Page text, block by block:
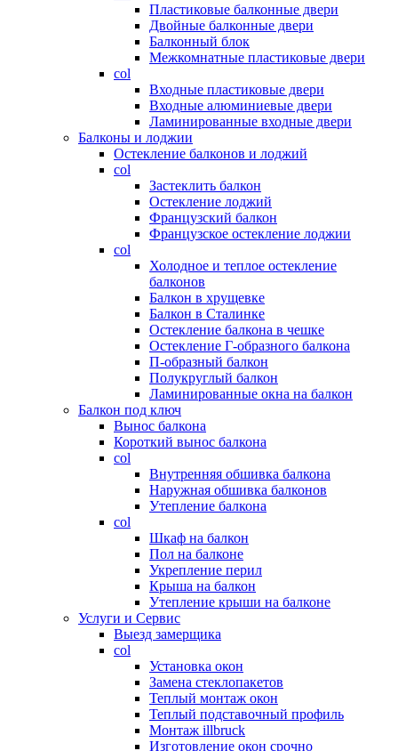
Пластиковые балконные двери
Двойные балконные двери
Балконный блок
Межкомнатные пластиковые двери
col
Входные пластиковые двери
Входные алюминиевые двери
Ламинированные входные двери
Балконы и лоджии
Остекление балконов и лоджий
col
Застеклить балкон
Остекление лоджий
Французский балкон
Французское остекление лоджии
col
Холодное и теплое остекление
балконов
Балкон в хрущевке
Балкон в Сталинке
Остекление балкона в чешке
Остекление Г-образного балкона
П-образный балкон
Полукруглый балкон
Ламинированные окна на балкон
Балкон под ключ
Вынос балкона
Короткий вынос балкона
col
Внутренняя обшивка балкона
Наружная обшивка балконов
Утепление балкона
col
Шкаф на балкон
Пол на балконе
Укрепление перил
Крыша на балкон
Утепление крыши на балконе
Услуги и Сервис
Выезд замерщика
col
Установка окон
Замена стеклопакетов
Теплый монтаж окон
Теплый подставочный профиль
Монтаж illbruck
Изготовление окон срочно